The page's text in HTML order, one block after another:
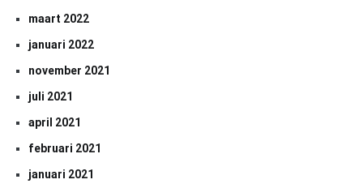
maart 2022
januari 2022
november 2021
juli 2021
april 2021
februari 2021
januari 2021